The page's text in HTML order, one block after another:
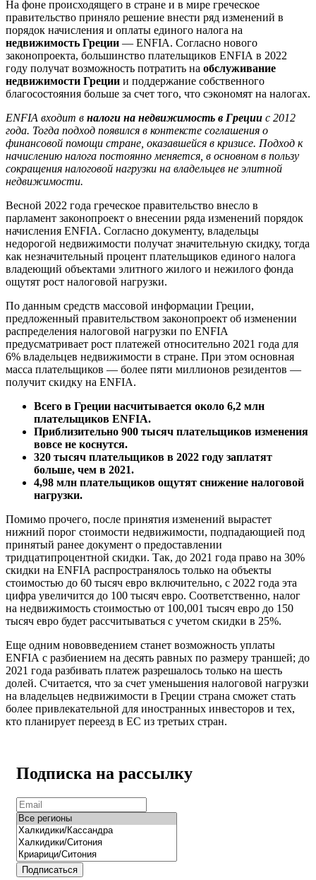
На фоне происходящего в стране и в мире греческое
правительство приняло решение внести ряд изменений в
порядок начисления и оплаты единого налога на
недвижимость Греции — ENFIA. Согласно нового
законопроекта, большинство плательщиков ENFIA в 2022
году получат возможность потратить на обслуживание
недвижимости Греции и поддержание собственного
благосостояния больше за счет того, что сэкономят на налогах.
ENFIA входит в налоги на недвижимость в Греции с 2012
года. Тогда подход появился в контексте соглашения о
финансовой помощи стране, оказавшейся в кризисе. Подход к
начислению налога постоянно меняется, в основном в пользу
сокращения налоговой нагрузки на владельцев не элитной
недвижимости.
Весной 2022 года греческое правительство внесло в
парламент законопроект о внесении ряда изменений порядок
начисления ENFIA. Согласно документу, владельцы
недорогой недвижимости получат значительную скидку, тогда
как незначительный процент плательщиков единого налога
владеющий объектами элитного жилого и нежилого фонда
ощутят рост налоговой нагрузки.
По данным средств массовой информации Греции,
предложенный правительством законопроект об изменении
распределения налоговой нагрузки по ENFIA
предусматривает рост платежей относительно 2021 года для
6% владельцев недвижимости в стране. При этом основная
масса плательщиков — более пяти миллионов резидентов —
получит скидку на ENFIA.
Всего в Греции насчитывается около 6,2 млн
плательщиков ENFIA.
Приблизительно 900 тысяч плательщиков изменения
вовсе не коснутся.
320 тысяч плательщиков в 2022 году заплатят
больше, чем в 2021.
4,98 млн плательщиков ощутят снижение налоговой
нагрузки.
Помимо прочего, после принятия изменений вырастет
нижний порог стоимости недвижимости, подпадающией под
принятый ранее документ о предоставлении
тридцатипроцентной скидки. Так, до 2021 года право на 30%
скидки на ENFIA распространялось только на объекты
стоимостью до 60 тысяч евро включительно, с 2022 года эта
цифра увеличится до 100 тысяч евро. Соответственно, налог
на недвижимость стоимостью от 100,001 тысяч евро до 150
тысяч евро будет рассчитываться с учетом скидки в 25%.
Еще одним нововведением станет возможность уплаты
ENFIA с разбиением на десять равных по размеру траншей; до
2021 года разбивать платеж разрешалось только на шесть
долей. Считается, что за счет уменьшения налоговой нагрузки
на владельцев недвижимости в Греции страна сможет стать
более привлекательной для иностранных инвесторов и тех,
кто планирует переезд в ЕС из третьих стран.
Подписка на рассылку
Подписаться